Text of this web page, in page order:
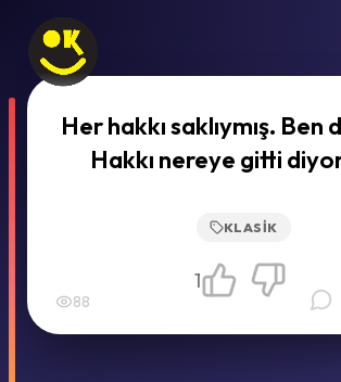
Her hakkı saklıymış. Ben
Hakkı nereye gitti
KLASIK
88
1